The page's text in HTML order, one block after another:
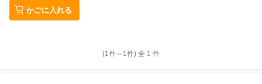
かごに入れる
(1件～ 1件) 全 1 件